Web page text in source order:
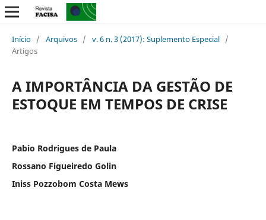
Início / Arquivos / v. 6 n. 3 (2017): Suplemento Especial /
Artigos
A IMPORTÂNCIA DA GESTÃO DE
ESTOQUE EM TEMPOS DE CRISE
Pabio Rodrigues de Paula
Rossano Figueiredo Golin
Iniss Pozzobom Costa Mews